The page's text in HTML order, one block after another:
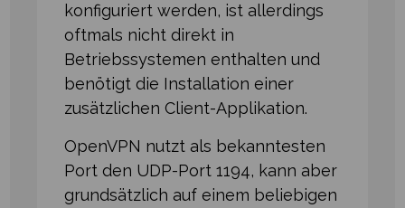
konfiguriert werden, ist allerdings
oftmals nicht direkt in
Betriebssystemen enthalten und
benötigt die Installation einer
zusätzlichen Client-Applikation.
OpenVPN nutzt als bekanntesten
Port den UDP-Port 1194, kann aber
grundsätzlich auf einem beliebigen